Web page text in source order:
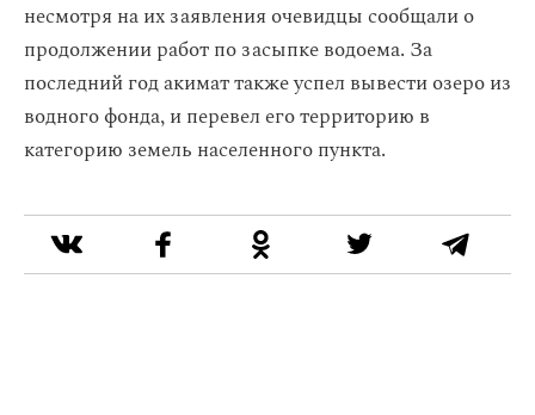
несмотря на их заявления очевидцы сообщали о
продолжении работ по засыпке водоема. За
последний год акимат также успел вывести озеро из
водного фонда, и перевел его территорию в
категорию земель населенного пункта.